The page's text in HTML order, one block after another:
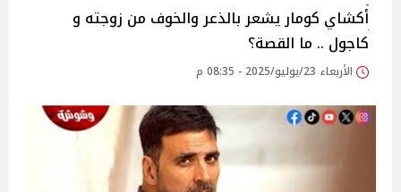
أكشاي كومار يشعر بالذعر والخوف من زوجته و
كاجول .. ما القصة؟
الأربعاء 23/يوليو/2025 - 08:35 م